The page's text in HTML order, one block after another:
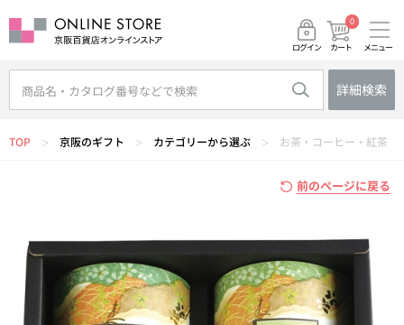
ログイン カート
0
メニュー
詳細検索
TOP ＞ 京阪のギフト ＞ カテゴリーから選ぶ ＞ お茶・コーヒー・紅茶
前のページに戻る